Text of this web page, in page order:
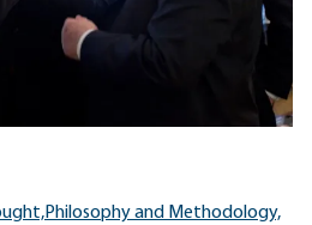
Philosophy and Methodology,